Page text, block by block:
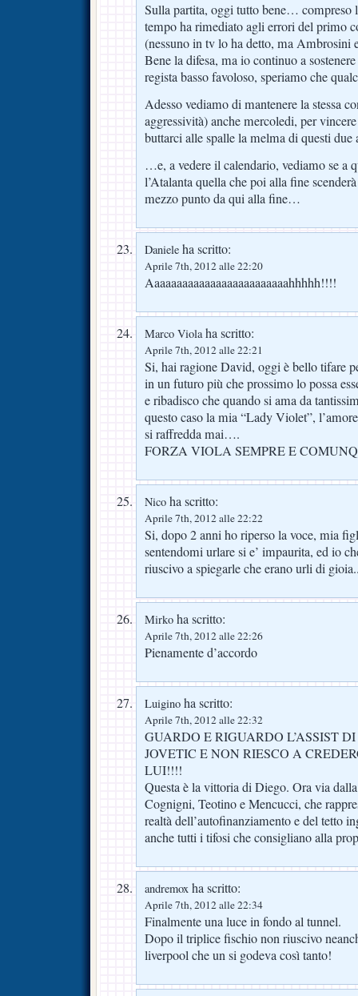
Sulla partita, oggi tutto bene… compreso
tempo ha rimediato agli errori del primo
(nessuno in tv lo ha detto, ma Ambrosini
Bene la difesa, ma io continuo a
regista basso favoloso, speriamo che
Adesso vediamo di mantenere la stessa
aggressività) anche mercoledi, per
buttarci alle spalle la melma di questi
…e, a vedere il calendario, vediamo se a
l’Atalanta quella che poi alla fine
mezzo punto da qui alla fine…
Daniele ha scritto:
Aprile 7th, 2012 alle 22:20
Aaaaaaaaaaaaaaaaaaaaaaaaahhhhh!!!!
Marco Violaha scritto:
Aprile 7th, 2012 alle 22:21
Si, hai ragione David, oggi è bello tifare
in un futuro più che prossimo lo possa
e ribadisco che quando si ama da
questo caso la mia “Lady Violet”,
si raffredda mai….
FORZA VIOLA SEMPRE E
Nico ha scritto:
Aprile 7th, 2012 alle 22:22
Si, dopo 2 anni ho riperso la voce, mia
sentendomi urlare si e’ impaurita, ed io
riuscivo a spiegarle che erano urli di
Mirko ha scritto:
Aprile 7th, 2012 alle 22:26
Pienamente d’accordo
Luigino ha scritto:
Aprile 7th, 2012 alle 22:32
GUARDO E RIGUARDO L’ASSIST
JOVETIC E NON RIESCO A
LUI!!!!
Questa è la vittoria di Diego. Ora via
Cognigni, Teotino e Mencucci, che
realtà dell’autofinanziamento e del tetto
anche tutti i tifosi che consigliano alla
andremox ha scritto:
Aprile 7th, 2012 alle 22:34
Finalmente una luce in fondo al tunnel.
Dopo il triplice fischio non riuscivo
liverpool che un si godeva così tanto!